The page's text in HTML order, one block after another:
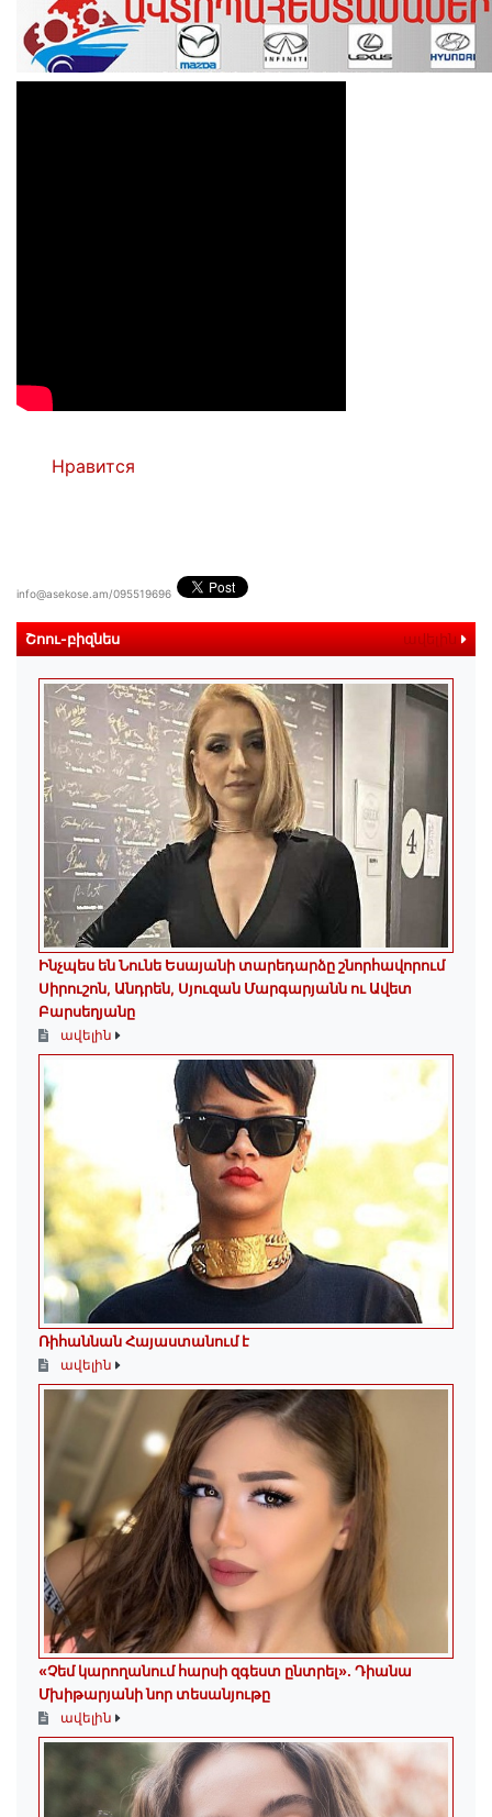
Нравится
info@asekose.am/095519696
Շոու-բիզնես ավելին
Ինչպես են Նունե Եսայանի տարեդարձը շնորհավորում
Սիրուշոն, Անդրեն, Սյուզան Մարգարյանն ու Ավետ
Բարսեղյանը
ավելին
Ռիհաննան Հայաստանում է
ավելին
«Չեմ կարողանում հարսի զգեստ ընտրել». Դիանա
Մխիթարյանի նոր տեսանյութը
ավելին